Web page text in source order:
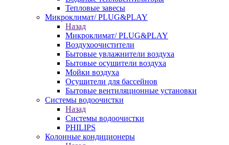
Тепловые завесы
Микроклимат/ PLUG&PLAY
Назад
Микроклимат/ PLUG&PLAY
Воздухоочистители
Бытовые увлажнители воздуха
Бытовые осушители воздуха
Мойки воздуха
Осушители для бассейнов
Бытовые вентиляционные установки
Системы водоочистки
Назад
Системы водоочистки
PHILIPS
Колонные кондиционеры